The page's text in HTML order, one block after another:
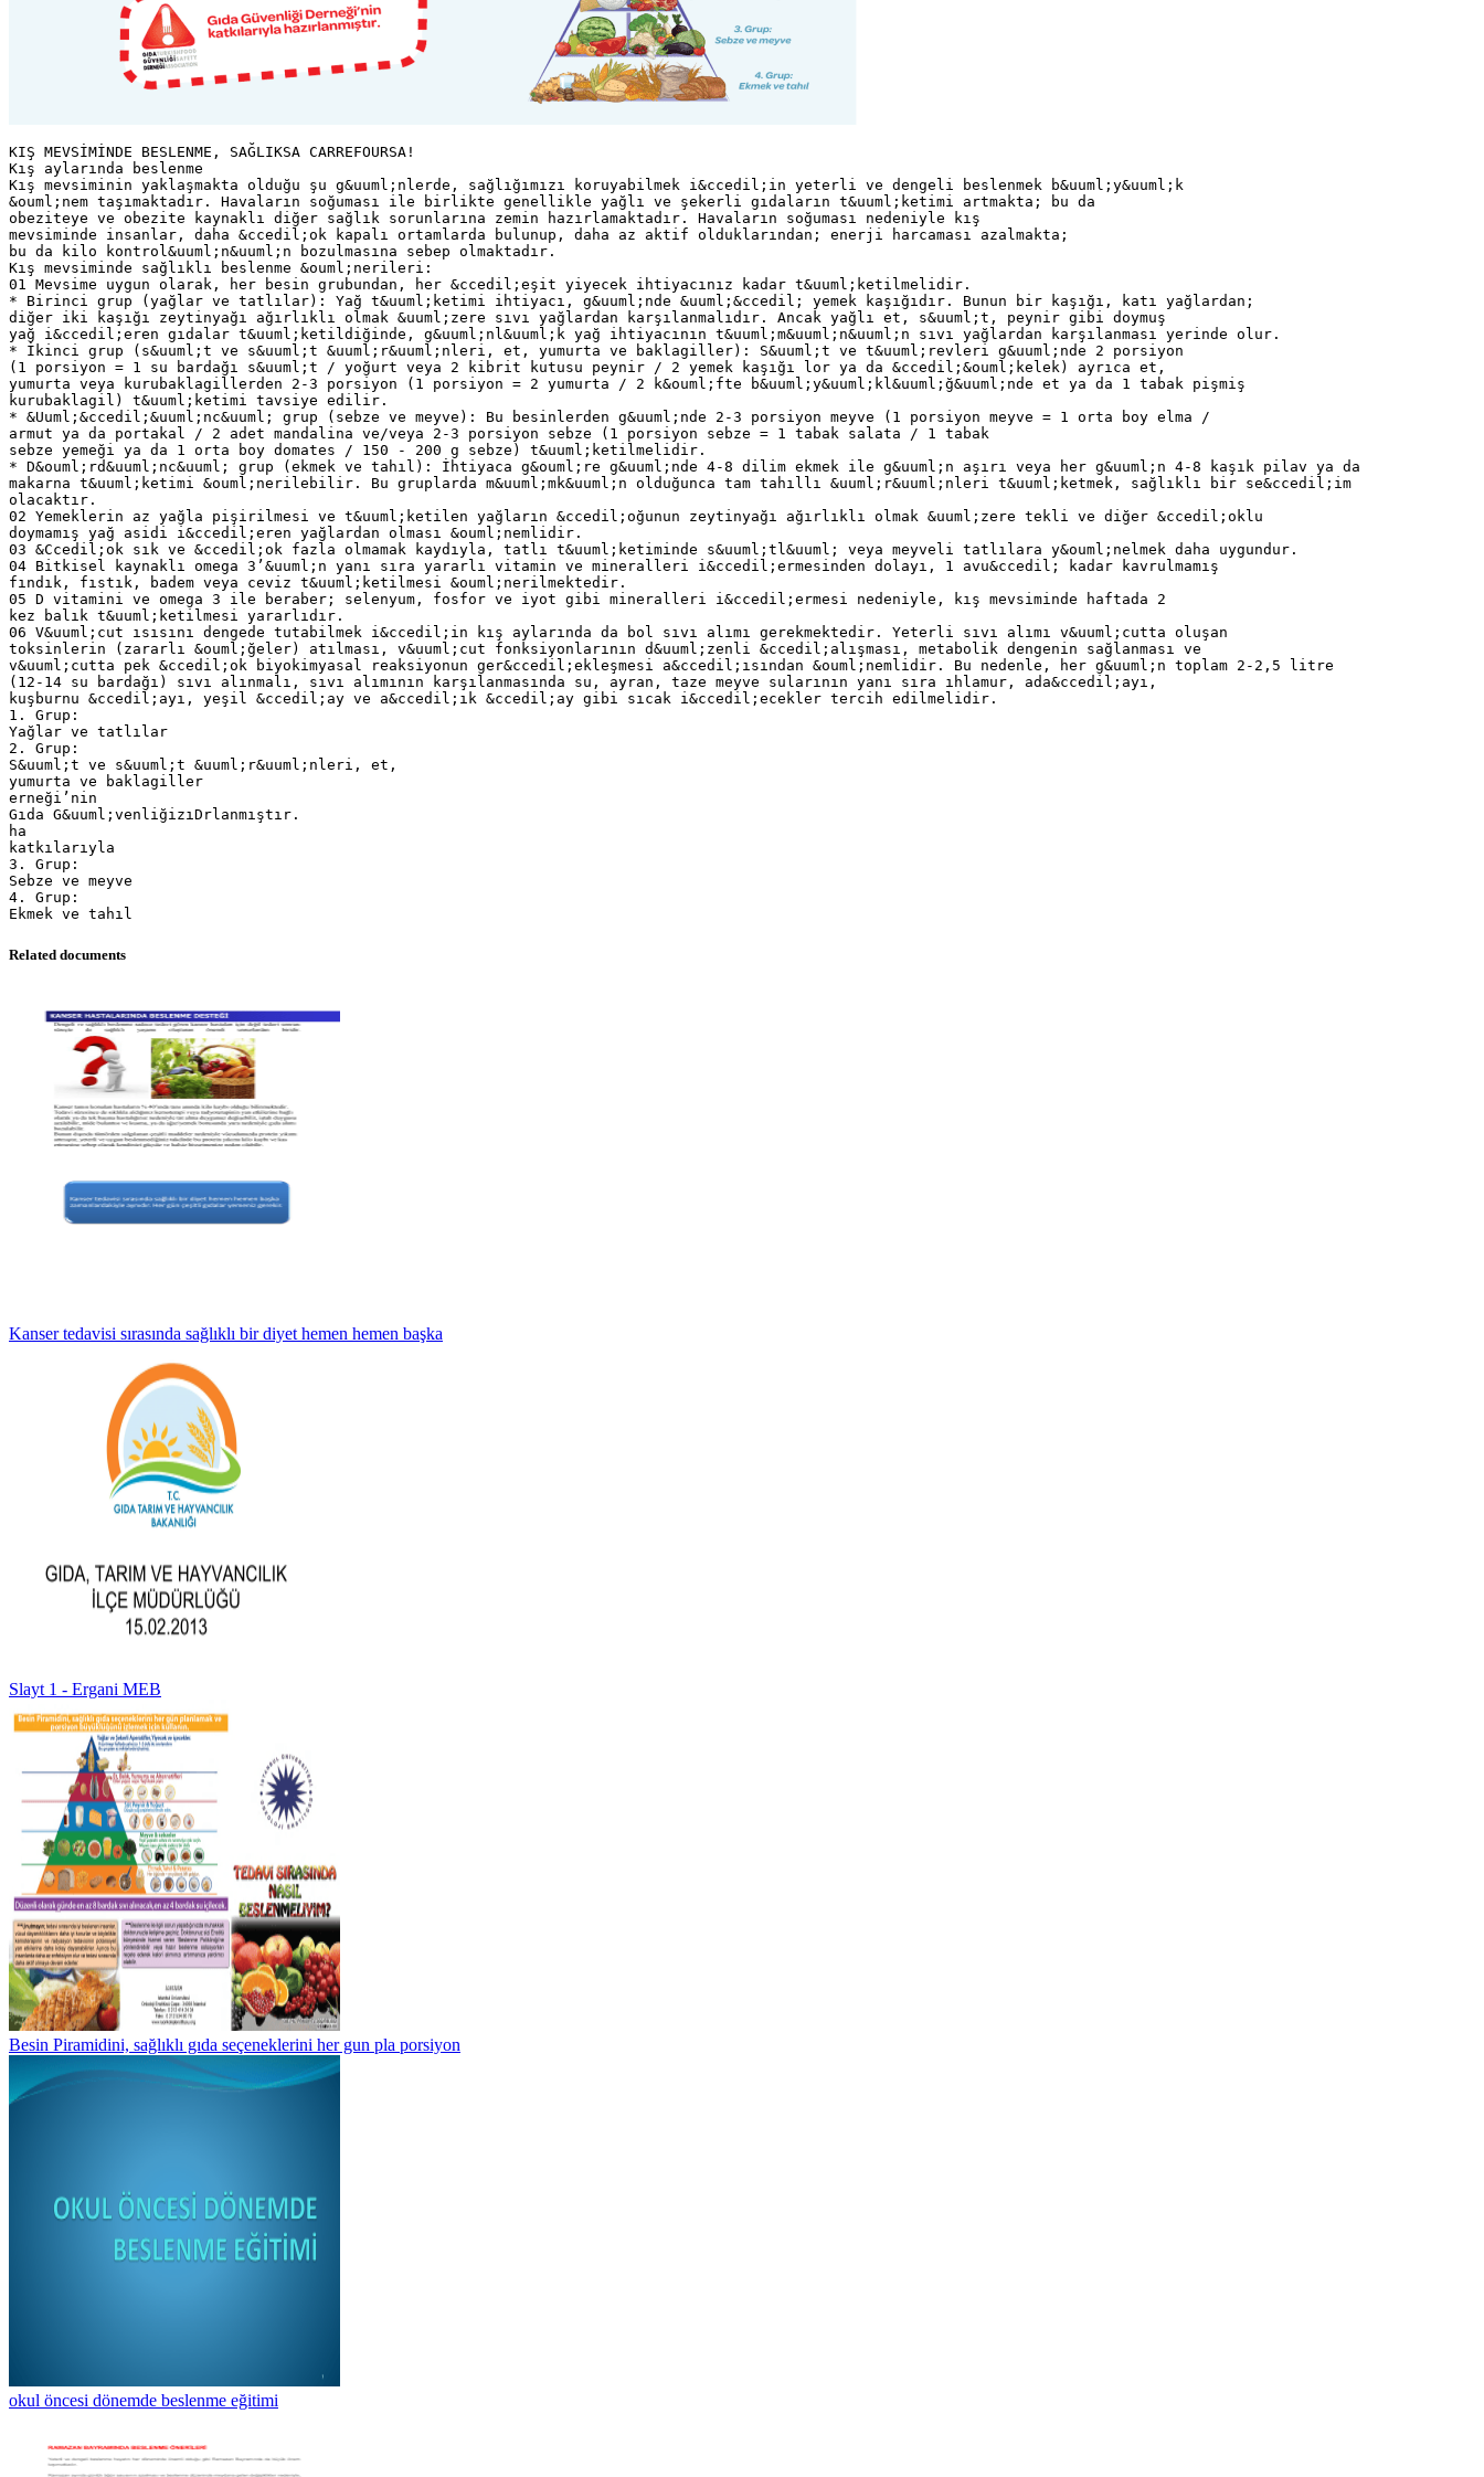
KIŞ MEVSİMİNDE BESLENME, SAĞLIKSA CARREFOURSA!
Kış aylarında beslenme
Kış mevsiminin yaklaşmakta olduğu şu g&uuml;nlerde, sağlığımızı koruyabilmek i&ccedil;in yeterli ve dengeli beslenmek b&uuml;y&uuml;k
&ouml;nem taşımaktadır. Havaların soğuması ile birlikte genellikle yağlı ve şekerli gıdaların t&uuml;ketimi artmakta; bu da
obeziteye ve obezite kaynaklı diğer sağlık sorunlarına zemin hazırlamaktadır. Havaların soğuması nedeniyle kış
mevsiminde insanlar, daha &ccedil;ok kapalı ortamlarda bulunup, daha az aktif olduklarından; enerji harcaması azalmakta;
bu da kilo kontrol&uuml;n&uuml;n bozulmasına sebep olmaktadır.
Kış mevsiminde sağlıklı beslenme &ouml;nerileri:
01 Mevsime uygun olarak, her besin grubundan, her &ccedil;eşit yiyecek ihtiyacınız kadar t&uuml;ketilmelidir.
* Birinci grup (yağlar ve tatlılar): Yağ t&uuml;ketimi ihtiyacı, g&uuml;nde &uuml;&ccedil; yemek kaşığıdır. Bunun bir kaşığı, katı yağlardan;
diğer iki kaşığı zeytinyağı ağırlıklı olmak &uuml;zere sıvı yağlardan karşılanmalıdır. Ancak yağlı et, s&uuml;t, peynir gibi doymuş
yağ i&ccedil;eren gıdalar t&uuml;ketildiğinde, g&uuml;nl&uuml;k yağ ihtiyacının t&uuml;m&uuml;n&uuml;n sıvı yağlardan karşılanması yerinde olur.
* İkinci grup (s&uuml;t ve s&uuml;t &uuml;r&uuml;nleri, et, yumurta ve baklagiller): S&uuml;t ve t&uuml;revleri g&uuml;nde 2 porsiyon
(1 porsiyon = 1 su bardağı s&uuml;t / yoğurt veya 2 kibrit kutusu peynir / 2 yemek kaşığı lor ya da &ccedil;&ouml;kelek) ayrıca et,
yumurta veya kurubaklagillerden 2-3 porsiyon (1 porsiyon = 2 yumurta / 2 k&ouml;fte b&uuml;y&uuml;kl&uuml;ğ&uuml;nde et ya da 1 tabak pişmiş
kurubaklagil) t&uuml;ketimi tavsiye edilir.
* &Uuml;&ccedil;&uuml;nc&uuml; grup (sebze ve meyve): Bu besinlerden g&uuml;nde 2-3 porsiyon meyve (1 porsiyon meyve = 1 orta boy elma /
armut ya da portakal / 2 adet mandalina ve/veya 2-3 porsiyon sebze (1 porsiyon sebze = 1 tabak salata / 1 tabak
sebze yemeği ya da 1 orta boy domates / 150 - 200 g sebze) t&uuml;ketilmelidir.
* D&ouml;rd&uuml;nc&uuml; grup (ekmek ve tahıl): İhtiyaca g&ouml;re g&uuml;nde 4-8 dilim ekmek ile g&uuml;n aşırı veya her g&uuml;n 4-8 kaşık pilav ya da
makarna t&uuml;ketimi &ouml;nerilebilir. Bu gruplarda m&uuml;mk&uuml;n olduğunca tam tahıllı &uuml;r&uuml;nleri t&uuml;ketmek, sağlıklı bir se&ccedil;im
olacaktır.
02 Yemeklerin az yağla pişirilmesi ve t&uuml;ketilen yağların &ccedil;oğunun zeytinyağı ağırlıklı olmak &uuml;zere tekli ve diğer &ccedil;oklu
doymamış yağ asidi i&ccedil;eren yağlardan olması &ouml;nemlidir.
03 &Ccedil;ok sık ve &ccedil;ok fazla olmamak kaydıyla, tatlı t&uuml;ketiminde s&uuml;tl&uuml; veya meyveli tatlılara y&ouml;nelmek daha uygundur.
04 Bitkisel kaynaklı omega 3’&uuml;n yanı sıra yararlı vitamin ve mineralleri i&ccedil;ermesinden dolayı, 1 avu&ccedil; kadar kavrulmamış
fındık, fıstık, badem veya ceviz t&uuml;ketilmesi &ouml;nerilmektedir.
05 D vitamini ve omega 3 ile beraber; selenyum, fosfor ve iyot gibi mineralleri i&ccedil;ermesi nedeniyle, kış mevsiminde haftada 2
kez balık t&uuml;ketilmesi yararlıdır.
06 V&uuml;cut ısısını dengede tutabilmek i&ccedil;in kış aylarında da bol sıvı alımı gerekmektedir. Yeterli sıvı alımı v&uuml;cutta oluşan
toksinlerin (zararlı &ouml;ğeler) atılması, v&uuml;cut fonksiyonlarının d&uuml;zenli &ccedil;alışması, metabolik dengenin sağlanması ve
v&uuml;cutta pek &ccedil;ok biyokimyasal reaksiyonun ger&ccedil;ekleşmesi a&ccedil;ısından &ouml;nemlidir. Bu nedenle, her g&uuml;n toplam 2-2,5 litre
(12-14 su bardağı) sıvı alınmalı, sıvı alımının karşılanmasında su, ayran, taze meyve sularının yanı sıra ıhlamur, ada&ccedil;ayı,
kuşburnu &ccedil;ayı, yeşil &ccedil;ay ve a&ccedil;ık &ccedil;ay gibi sıcak i&ccedil;ecekler tercih edilmelidir.
1. Grup:
Yağlar ve tatlılar
2. Grup:
S&uuml;t ve s&uuml;t &uuml;r&uuml;nleri, et,
yumurta ve baklagiller
erneği’nin
Gıda G&uuml;venliğizıDrlanmıştır.
ha
katkılarıyla
3. Grup:
Sebze ve meyve
4. Grup:
Related documents
Kanser tedavisi sırasında sağlıklı bir diyet hemen hemen başka
Slayt 1 - Ergani MEB
Besin Piramidini, sağlıklı gıda seçeneklerini her gun pla porsiyon
okul öncesi dönemde beslenme eğitimi